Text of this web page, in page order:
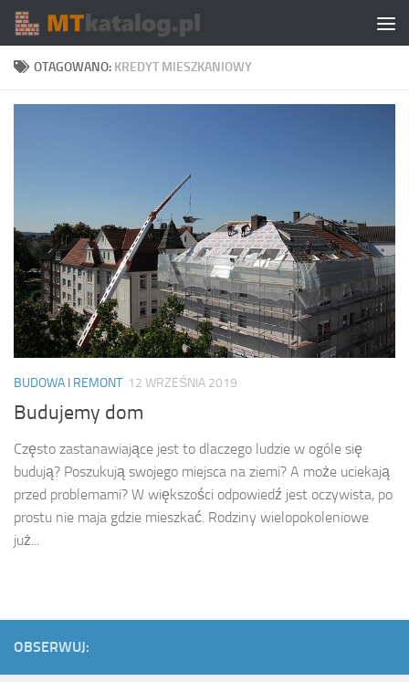
Skip to content
OTAGOWANO: KREDYT MIESZKANIOWY
BUDOWA I REMONT 12 WRZEŚNIA 2019
Budujemy dom
Często zastanawiające jest to dlaczego ludzie w ogóle się
budują? Poszukują swojego miejsca na ziemi? A może uciekają
przed problemami? W większości odpowiedź jest oczywista, po
prostu nie maja gdzie mieszkać. Rodziny wielopokoleniowe
już...
OBSERWUJ: